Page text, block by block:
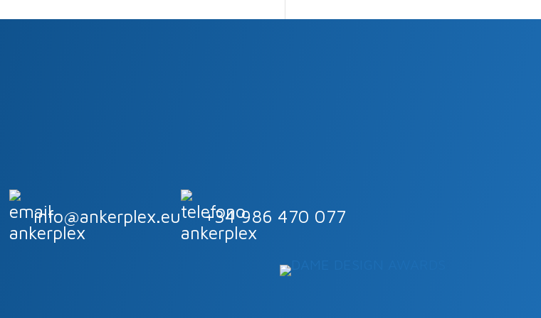
info@ankerplex.eu +34 986 470 077